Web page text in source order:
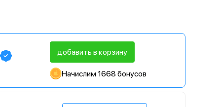
добавить в корзину
Начислим 1668 бонусов